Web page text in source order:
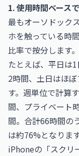
1. 使用時間ベース
最もオーソドック
ホを触っている時
比率で按分します。
たとえば、平日は
2時間、土日はほ
す。週単位で計算
間、プライベート
間。合計66時間の
は約76%となります
iPhoneの「スクリ